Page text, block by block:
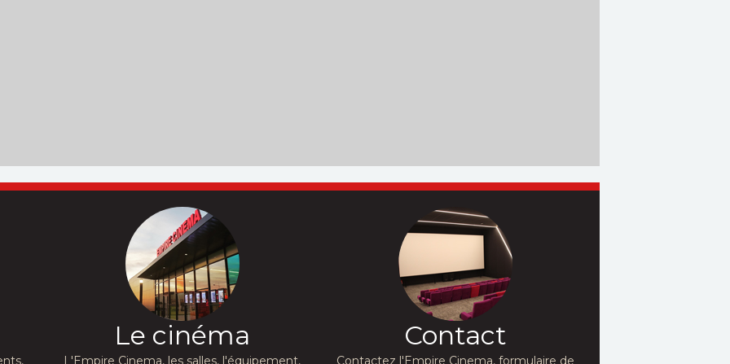
Le cinéma
L'Empire Cinema, les salles, l'équipement,
Contact
Contactez l'Empire Cinema, formulaire de